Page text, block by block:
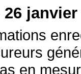
janvier
en